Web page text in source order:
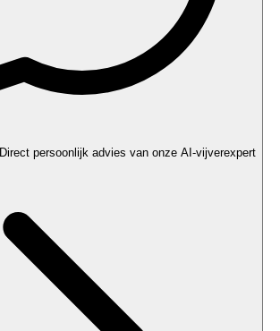
Direct persoonlijk advies van onze AI-vijverexpert